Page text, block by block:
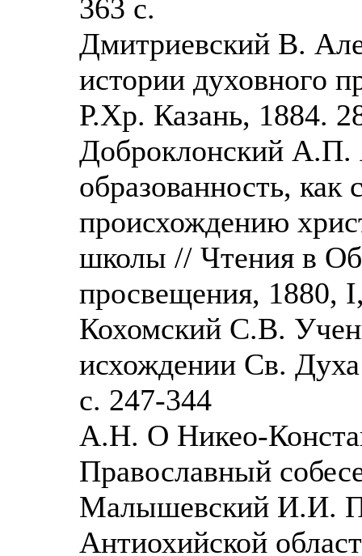
363 с.
Дмитриевский В.
истории духовного
Р.Хр. Казань, 1884.
Доброклонский А.П.
образованность, как
происхождению
школы // Чтения в
просвещения, 1880,
Кохомский С.В.
исхождении Св.
с. 247-344
А.Н. О Никео-
Православный
Малышевский И.И.
Антиохийской